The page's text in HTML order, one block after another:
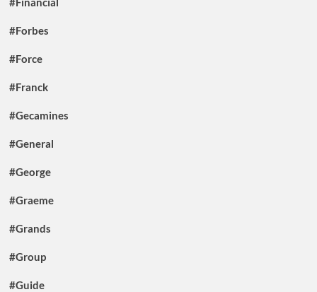
#Forbes
#Force
#Franck
#Gecamines
#General
#George
#Graeme
#Grands
#Group
#Guide